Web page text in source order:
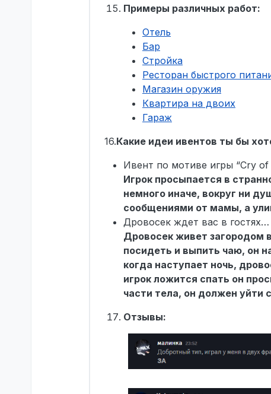
Примеры различных работ:
Отель
Бар
Стройка
Ресторан быстрого
Магазин оружия
Квартира на двоих
Гараж
16.Какие идеи ивентов ты бы
Ивент по мотиве игры “Cry of
Игрок просыпается в
немного иначе, вокруг ни
сообщениями от мамы, а
Дровосек ждет вас в гостях…
Дровосек живет загородом
посидеть и выпить чаю, он
когда наступает ночь,
игрок ложится спать он
части тела, он должен уйти
Отзывы: